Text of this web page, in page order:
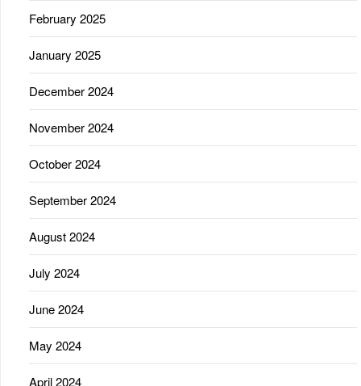
February 2025
January 2025
December 2024
November 2024
October 2024
September 2024
August 2024
July 2024
June 2024
May 2024
April 2024